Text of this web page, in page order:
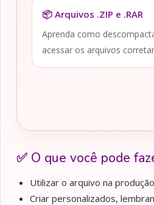
📦 Arquivos .ZIP e .RAR
Aprenda como
acessar os arquivos
✅ O que você pode
Utilizar o arquivo na
Criar personalizados,